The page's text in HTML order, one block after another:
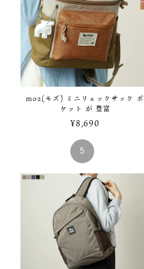
moz(モズ) ミニリュックサック ポ
ケット が 豊富
¥8,690